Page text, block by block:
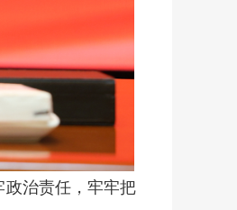
政治责任，牢牢把